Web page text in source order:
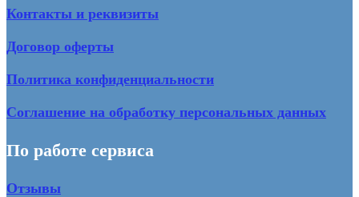
Контакты и реквизиты
Договор оферты
Политика конфиденциальности
Соглашение на обработку персональных данных
По работе сервиса
Отзывы